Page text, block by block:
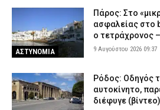
ΑΣΤΥΝΟΜΙΑ
Πάρος: Στο
ασφαλείας στο
ο τετράχρονος
9 Αυγούστου 2026 09:37
Ρόδος: Οδηγός
αυτοκίνητο,
διέφυγε (βίντεο)